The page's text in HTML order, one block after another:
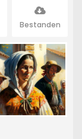
Bestanden